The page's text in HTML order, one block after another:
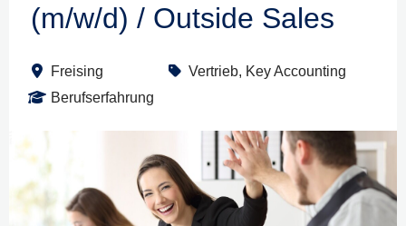
Bewerbungstipps
Personalberatung
(m/w/d) / Outside Sales
Freising
Berufserfahrung
Vertrieb, Key Accounting